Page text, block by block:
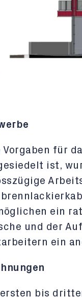
Vorgaben für
ist,
ein
und der
ein
ersten bis